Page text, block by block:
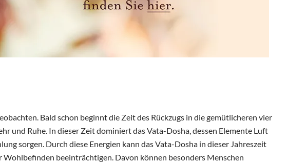
Bald schon beginnt die Zeit des Rückzugs in die gemütlicheren vier
und Ruhe. In dieser Zeit dominiert das Vata-Dosha, dessen Elemente Luft
sorgen. Durch diese Energien kann das Vata-Dosha in dieser Jahreszeit
beeinträchtigen. Davon können besonders Menschen